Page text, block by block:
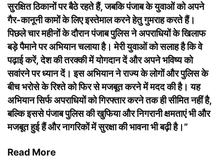
सुरक्षित ठिकानों पर बैठे रहते हैं, जबकि पंजाब के युवाओं को अपने
गैर-कानूनी कामों के लिए इस्तेमाल करने हेतु गुमराह करते हैं।
पिछले चार महीनों के दौरान पंजाब पुलिस ने अपराधियों के खिलाफ
बड़े पैमाने पर अभियान चलाया है। मेरी युवाओं को सलाह है कि वे
पढ़ाई करें, देश की तरक्की में योगदान दें और अपने भविष्य को
सवांरने पर ध्यान दें। इस अभियान ने राज्य के लोगों और पुलिस के
बीच भरोसे के रिश्ते को फिर से मजबूत करने में मदद की है। यह
अभियान सिर्फ अपराधियों को गिरफ्तार करने तक ही सीमित नहीं है,
बल्कि इससे पंजाब पुलिस की खुफिया और निगरानी क्षमताएं भी और
मजबूत हुई हैं और नागरिकों में सुरक्षा की भावना भी बढ़ी है।”
Read More